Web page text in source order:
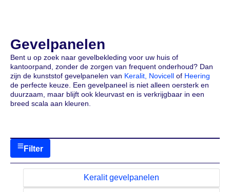
Gevelpanelen
Bent u op zoek naar gevelbekleding voor uw huis of
kantoorpand, zonder de zorgen van frequent onderhoud? Dan
zijn de kunststof gevelpanelen van Keralit, Novicell of Heering
de perfecte keuze. Een gevelpaneel is niet alleen oersterk en
duurzaam, maar blijft ook kleurvast en is verkrijgbaar in een
breed scala aan kleuren.
Filter
Keralit gevelpanelen